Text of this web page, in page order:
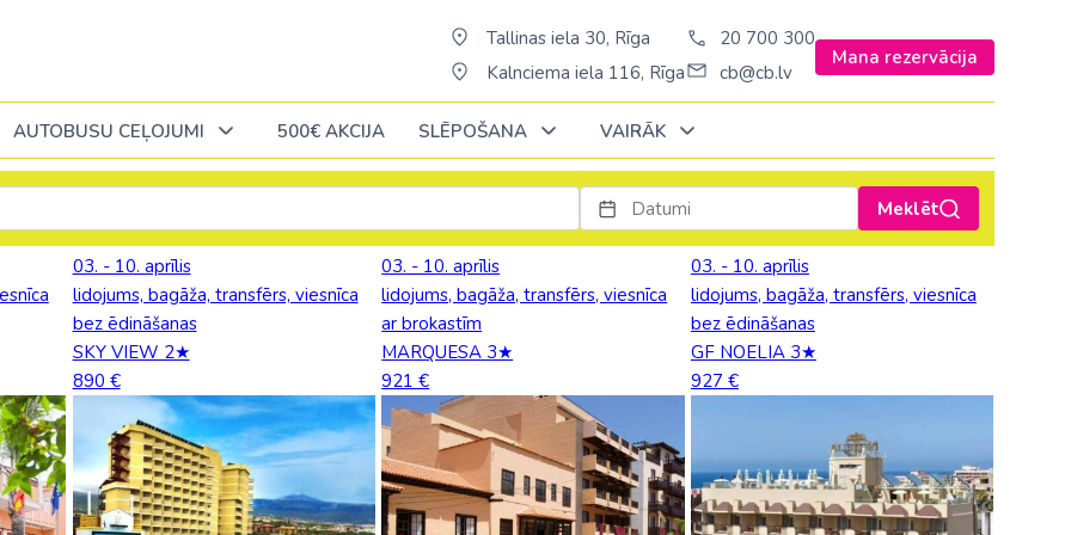
Tallinas iela 30, Rīga
Kalnciema iela 116, Rīga
20 700 300
cb@cb.lv
Mana rezervācija
Oktobrī Novembrī Decembrī Janvārī
Āfrika
ĒĢIPTE: Hurgada
ĒĢIPTE: Šarm el Šeiha
Kenija /c. Stambulu/
Maurīcija (pārsēš. Stambulā)
No Palangas: Šarm el Šeiha
Āzija
Bali (pārsēš. Stambulā)
Šrilanka /pārsēš. Stambulā/
Taizeme (pārsēš. Stambulā)
Vjetnama (pārsēš. Stambulā)
Amerika
Oktobrī Novembrī Decembrī Janvārī
Āfrika
Alžīrija
Dienvidāfrikas republika
Ēģipte
Etiopija
Kaboverde
Āzija
AAE
Austrālija
Austrija
Azerbaidžāna
Butāna
Amerika
Argentīna
ASV
Dominikānas republika
Kanāda
AUTOBUSU CEĻOJUMI
Oktobrī Novembrī Decembrī Janvārī
Slovākija Vācija
Somija Zviedrija
500€ AKCIJA SLĒPOŠANA VAIRĀK
Meklēt
03. - 10. aprīlis
lidojums, bagāža, transfērs, viesnīca
bez ēdināšanas
SKY VIEW 2★
890 €
03. - 10. aprīlis
lidojums, bagāža, transfērs, viesnīca
ar brokastīm
MARQUESA 3★
921 €
03. - 10. aprīlis
lidojums, bagāža, transfērs, viesnīca
bez ēdināšanas
GF NOELIA 3★
927 €